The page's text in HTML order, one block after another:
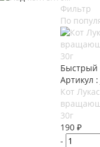
Фильтр
По
Быстрый
Артикул :
Кот
30г
190 ₽
-